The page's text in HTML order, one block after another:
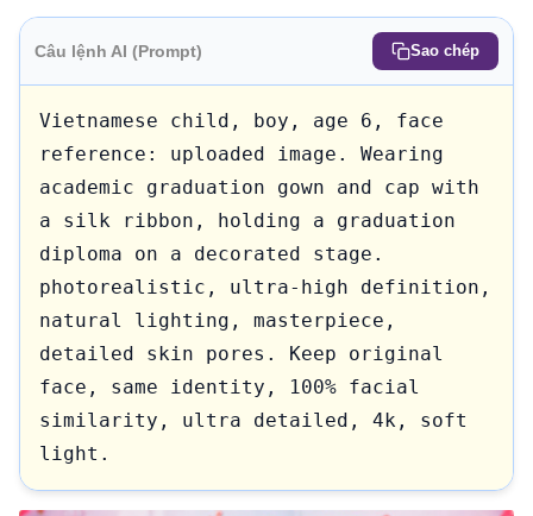
Câu lệnh AI (Prompt) Sao chép
Vietnamese child, boy, age 6, face
reference: uploaded image. Wearing
academic graduation gown and cap with
a silk ribbon, holding a graduation
diploma on a decorated stage.
photorealistic, ultra-high definition,
natural lighting, masterpiece,
detailed skin pores. Keep original
face, same identity, 100% facial
similarity, ultra detailed, 4k, soft
light.